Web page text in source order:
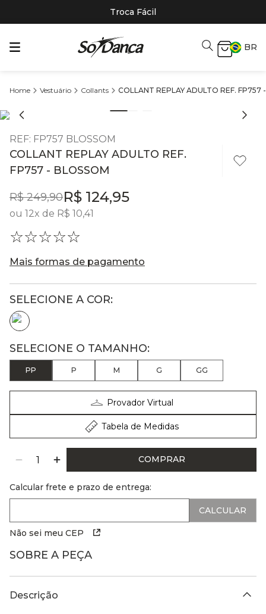
Troca Fácil
BR
Vestuário Collants COLLANT REPLAY ADULTO REF. FP757
REF: FP757 BLOSSOM
COLLANT REPLAY ADULTO REF.
FP757 - BLOSSOM
R$ 249,90R$ 124,95
ou 12x de R$ 10,41
☆☆☆☆☆
Mais formas de pagamento
PP P M G GG
Provador Virtual
Tabela de Medidas
COMPRAR
Calcular frete e prazo de entrega:
Não sei meu CEP
SOBRE A PEÇA
Descrição